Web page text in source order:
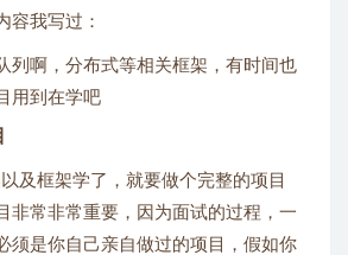
容我写过：
列啊，分布式等相关框架，有时间也
用到在学吧
及框架学了，就要做个完整的项目
非常非常重要，因为面试的过程，一
须是你自己亲自做过的项目，假如你